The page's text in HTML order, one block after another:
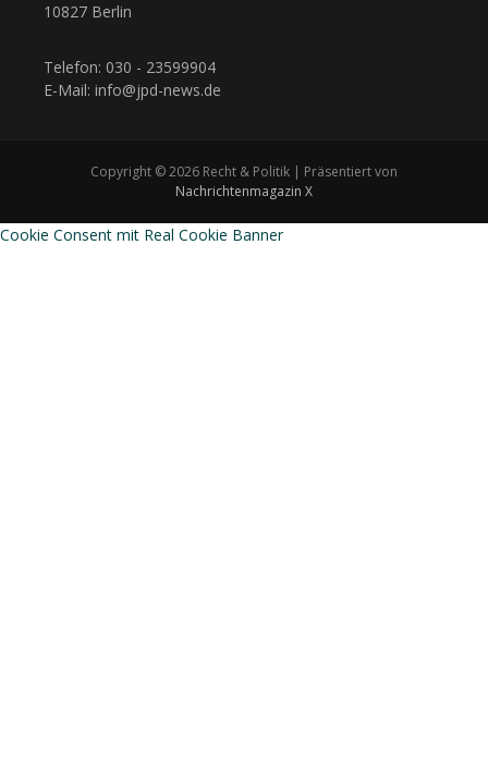
10827 Berlin
Telefon: 030 - 23599904
E-Mail: info@jpd-news.de
Copyright © 2026 Recht & Politik | Präsentiert von
Nachrichtenmagazin X
Cookie Consent mit Real Cookie Banner